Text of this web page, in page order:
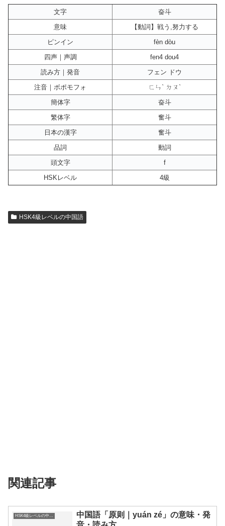
文字
奋斗
意味
【動詞】戦う,努力する
ピンイン
fèn dòu
四声｜声調
fen4 dou4
読み方｜発音
フェン ドウ
注音｜ボポモフォ
ㄈㄣˋ ㄉㄡˋ
簡体字
奋斗
繁体字
奮斗
日本の漢字
奮斗
品詞
動詞
頭文字
f
HSKレベル
4級
HSK4級レベルの中国語
関連記事
中国語「原则｜yuán zé」の意味・発